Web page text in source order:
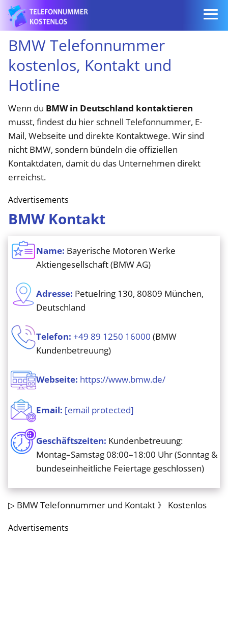
BMW Telefonnummer
kostenlos, Kontakt und
Hotline
Wenn du BMW in Deutschland kontaktieren
musst, findest du hier schnell Telefonnummer, E-
Mail, Webseite und direkte Kontaktwege. Wir sind
nicht BMW, sondern bündeln die offiziellen
Kontaktdaten, damit du das Unternehmen direkt
erreichst.
Advertisements
BMW Kontakt
Name: Bayerische Motoren Werke
Aktiengesellschaft (BMW AG)
Adresse: Petuelring 130, 80809 München,
Deutschland
Telefon: +49 89 1250 16000 (BMW
Kundenbetreuung)
Webseite: https://www.bmw.de/
Email: [email protected]
Geschäftszeiten: Kundenbetreuung:
Montag–Samstag 08:00–18:00 Uhr (Sonntag &
bundeseinheitliche Feiertage geschlossen)
▷ BMW Telefonnummer und Kontakt 》 Kostenlos
Advertisements